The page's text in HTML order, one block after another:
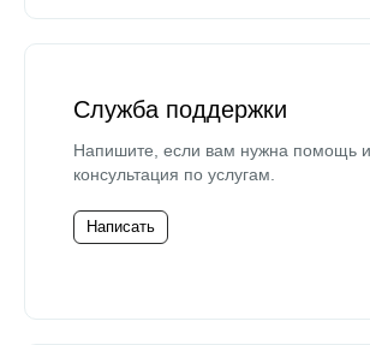
Служба поддержки
Напишите, если вам нужна помощь
консультация по услугам.
Написать